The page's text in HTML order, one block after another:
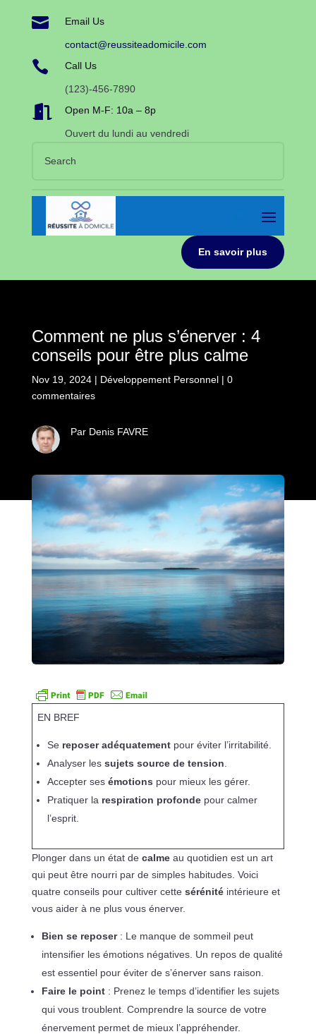
 Email Us
contact@reussiteadomicile.com
 Call Us
(123)-456-7890
 Open M-F: 10a – 8p
Ouvert du lundi au vendredi
En savoir plus
Comment ne plus s’énerver : 4
conseils pour être plus calme
Nov 19, 2024| Développement Personnel| 0
commentaires
Par Denis FAVRE
EN BREF
Se reposer adéquatementpour éviter l’irritabilité.
Analyser les sujets source de tension
Accepter ses émotions pour mieux les gérer.
Pratiquer la respiration profondepour calmer
l’esprit.
Plonger dans un état de calmeau quotidien est un art
qui peut être nourri par de simples habitudes. Voici
quatre conseils pour cultiver cette sérénitéintérieure et
vous aider à ne plus vous énerver.
Bien se reposer: Le manque de sommeil peut
intensifier les émotions négatives. Un repos de qualité
est essentiel pour éviter de s’énerver sans raison.
Faire le point: Prenez le temps d’identifier les sujets
qui vous troublent. Comprendre la source de votre
énervement permet de mieux l’appréhender.